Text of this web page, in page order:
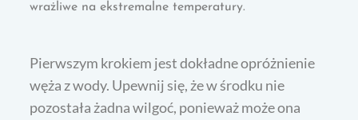
wrażliwe na ekstremalne temperatury.
Pierwszym krokiem jest dokładne opróżnienie
węża z wody. Upewnij się, że w środku nie
pozostała żadna wilgoć, ponieważ może ona